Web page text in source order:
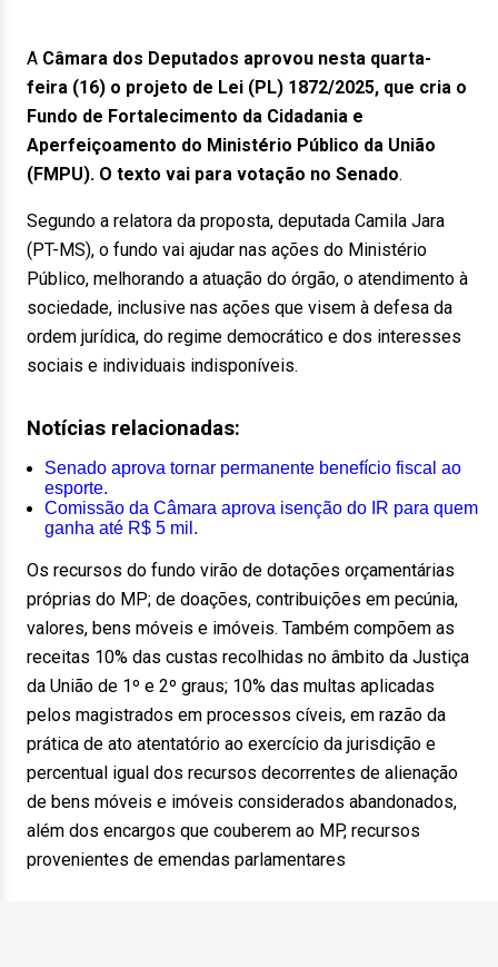
A Câmara dos Deputados aprovou nesta quarta-
feira (16) o projeto de Lei (PL) 1872/2025, que cria o
Fundo de Fortalecimento da Cidadania e
Aperfeiçoamento do Ministério Público da União
(FMPU). O texto vai para votação no Senado.
Segundo a relatora da proposta, deputada Camila Jara
(PT-MS), o fundo vai ajudar nas ações do Ministério
Público, melhorando a atuação do órgão, o atendimento à
sociedade, inclusive nas ações que visem à defesa da
ordem jurídica, do regime democrático e dos interesses
sociais e individuais indisponíveis.
Notícias relacionadas:
Senado aprova tornar permanente benefício fiscal ao
esporte.
Comissão da Câmara aprova isenção do IR para quem
ganha até R$ 5 mil.
Os recursos do fundo virão de dotações orçamentárias
próprias do MP; de doações, contribuições em pecúnia,
valores, bens móveis e imóveis. Também compõem as
receitas 10% das custas recolhidas no âmbito da Justiça
da União de 1º e 2º graus; 10% das multas aplicadas
pelos magistrados em processos cíveis, em razão da
prática de ato atentatório ao exercício da jurisdição e
percentual igual dos recursos decorrentes de alienação
de bens móveis e imóveis considerados abandonados,
além dos encargos que couberem ao MP, recursos
provenientes de emendas parlamentares